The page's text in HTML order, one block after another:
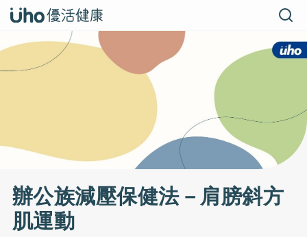
辦公族減壓保健法－肩膀斜方
肌運動